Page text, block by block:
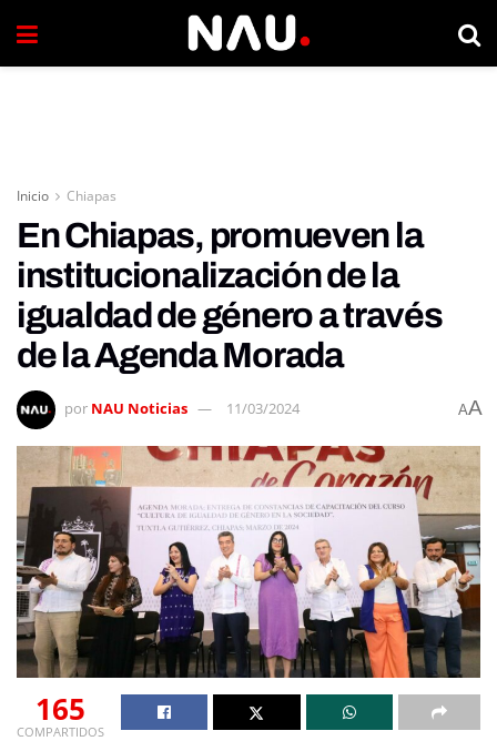
Inicio Chiapas
En Chiapas, promueven la
institucionalización de la
igualdad de género a través
de la Agenda Morada
por NAU Noticias 11/03/2024 AA
165
COMPARTIDOS